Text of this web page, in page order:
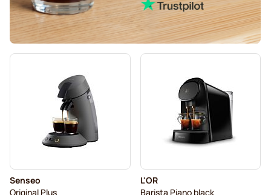
Senseo
Original Plus
L'OR
Barista Piano black